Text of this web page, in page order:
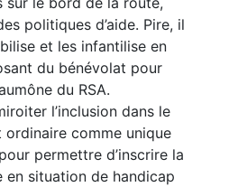
politiques d’aide. Pire, il
et les infantilise en
du bénévolat pour
du RSA.
l’inclusion dans le
ordinaire comme unique
permettre d’inscrire la
en situation de handicap